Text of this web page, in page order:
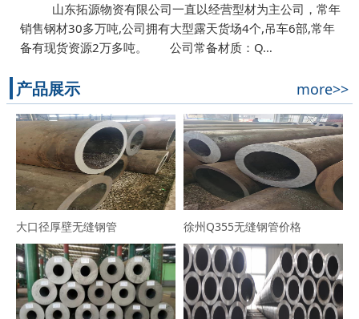
山东拓源物资有限公司一直以经营型材为主公司，常年
销售钢材30多万吨,公司拥有大型露天货场4个,吊车6部,常年
备有现货资源2万多吨。 公司常备材质：Q…
产品展示 more>>
大口径厚壁无缝钢管 徐州Q355无缝钢管价格